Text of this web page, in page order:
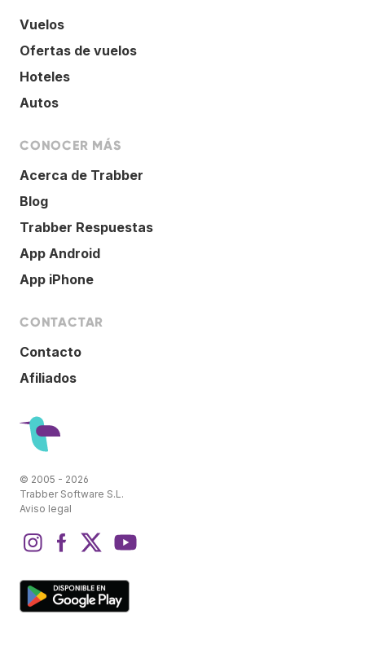
Vuelos
Ofertas de vuelos
Hoteles
Autos
CONOCER MÁS
Acerca de Trabber
Blog
Trabber Respuestas
App Android
App iPhone
CONTACTAR
Contacto
Afiliados
© 2005 - 2026
Trabber Software S.L.
Aviso legal